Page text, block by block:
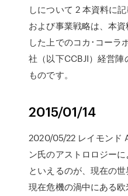
しについて 2 本資料に
および事業戦略は、本
した上でのコカ･コーラ
社（以下CCBJI）経営陣
ものです。
2015/01/14
2020/05/22 レイモンド
ン氏のアストロロジー
といえるのが、現在の
現在危機の渦中にある